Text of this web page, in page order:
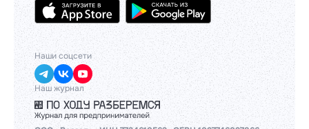
Политики и соглашения
Тарифы
API
База знаний
Наши соцсети
Наш журнал